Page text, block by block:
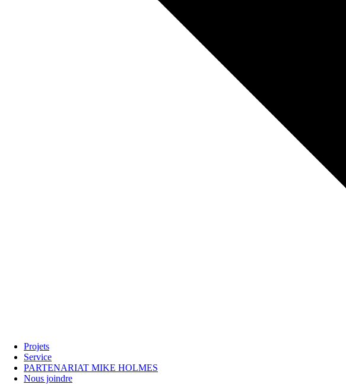
Projets
Service
PARTENARIAT MIKE HOLMES
Nous joindre